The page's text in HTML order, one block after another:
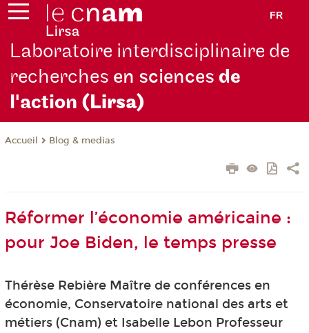
FR
Laboratoire interdisciplinaire de
recherches en sciencesde
l'action (Lirsa)
Accueil Blog & medias
Réformer l’économie américaine :
pour Joe Biden, le temps presse
Thérèse Rebière Maître de conférences en
économie, Conservatoire national des arts et
métiers (Cnam) et Isabelle Lebon Professeur